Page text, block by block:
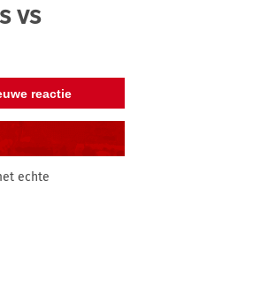
vs
echte